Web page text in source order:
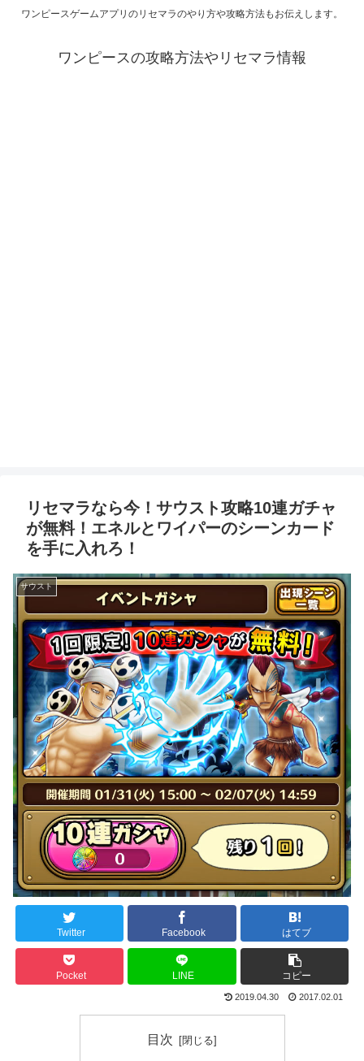
ワンピースゲームアプリのリセマラのやり方や攻略方法もお伝えします。
ワンピースの攻略方法やリセマラ情報
リセマラなら今！サウスト攻略10連ガチャ
が無料！エネルとワイパーのシーンカード
を手に入れろ！
サウスト
Twitter Facebook はてブ
Pocket LINE コピー
2019.04.30 2017.02.01
目次